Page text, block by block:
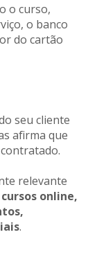
o curso,
o banco
do cartão
seu cliente
afirma que
relevante
online,
.